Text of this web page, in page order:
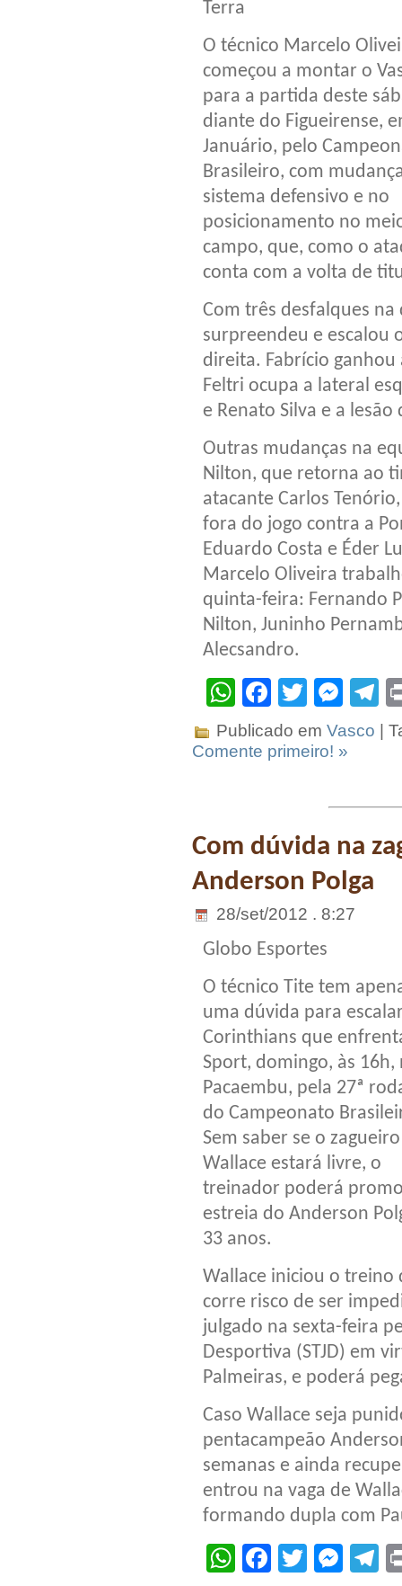
Terra
O técnico Marcelo
começou a montar o
para a partida deste
diante do Figueirense,
Januário, pelo
Brasileiro, com
sistema defensivo e no
posicionamento no
campo, que, como o
conta com a volta de
Com três desfalques
surpreendeu e escalou
direita. Fabrício ganhou
Feltri ocupa a lateral
e Renato Silva e a
Outras mudanças na
Nilton, que retorna ao
atacante Carlos
fora do jogo contra a
Eduardo Costa e Éder
Marcelo Oliveira
quinta-feira: Fernando
Nilton, Juninho
Alecsandro.
WhatsApp
Facebook
Twitter
Publicado em Vasco |
Comente primeiro! »
Com dúvida na
Anderson Polga
28/set/2012 . 8:27
Globo Esportes
O técnico Tite tem
uma dúvida para
Corinthians que
Sport, domingo, às 16h,
Pacaembu, pela 27ª
do Campeonato
Sem saber se o zagueiro
Wallace estará livre, o
treinador poderá
estreia do Anderson
33 anos.
Wallace iniciou o treino
corre risco de ser
julgado na sexta-feira
Desportiva (STJD) em
Palmeiras, e poderá
Caso Wallace seja
pentacampeão
semanas e ainda
entrou na vaga de
formando dupla com
WhatsApp
Facebook
Twitter